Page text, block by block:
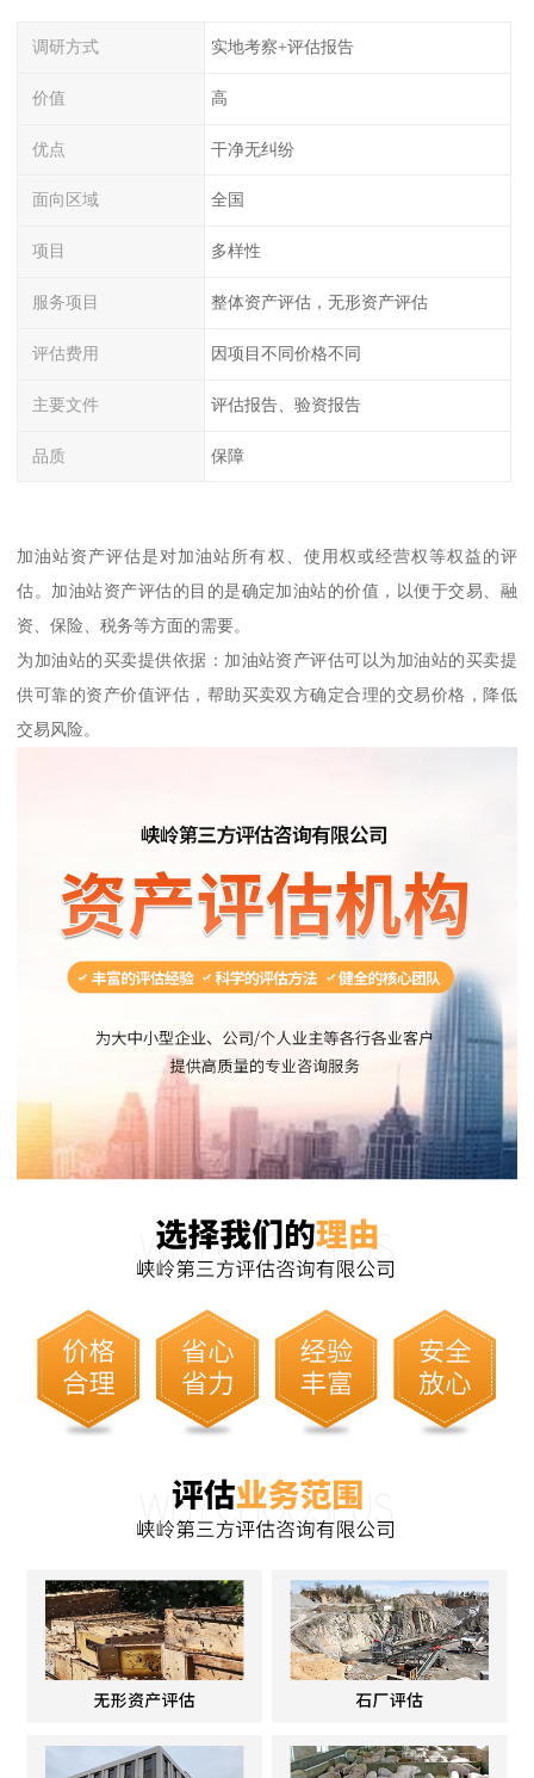
调研方式 实地考察+评估报告
价值 高
优点 干净无纠纷
面向区域 全国
项目 多样性
服务项目 整体资产评估，无形资产评估
评估费用 因项目不同价格不同
主要文件 评估报告、验资报告
品质 保障
加油站资产评估是对加油站所有权、使用权或经营权等权益的评
估。加油站资产评估的目的是确定加油站的价值，以便于交易、融
资、保险、税务等方面的需要。
为加油站的买卖提供依据：加油站资产评估可以为加油站的买卖提
供可靠的资产价值评估，帮助买卖双方确定合理的交易价格，降低
交易风险。